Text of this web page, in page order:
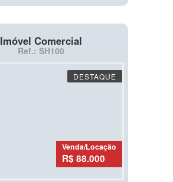
Imóvel Comercial
Ref.: SH100
DESTAQUE
Venda/Locação
R$ 88.000